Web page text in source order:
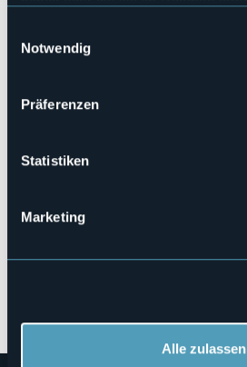
Notwendig
Präferenzen
Statistiken
Marketing
Alle zulassen
loc. Staffa (VB)